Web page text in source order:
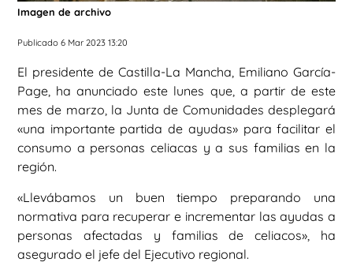
Imagen de archivo
Publicado 6 Mar 2023 13:20
El presidente de Castilla-La Mancha, Emiliano García-
Page, ha anunciado este lunes que, a partir de este
mes de marzo, la Junta de Comunidades desplegará
«una importante partida de ayudas» para facilitar el
consumo a personas celiacas y a sus familias en la
región.
«Llevábamos un buen tiempo preparando una
normativa para recuperar e incrementar las ayudas a
personas afectadas y familias de celiacos», ha
asegurado el jefe del Ejecutivo regional.